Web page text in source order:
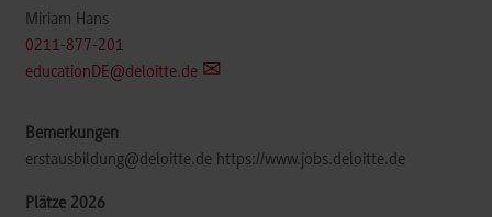
Miriam Hans
0211-877-201
educationDE@deloitte.de
erstausbildung@deloitte.de https://www.jobs.deloitte.de